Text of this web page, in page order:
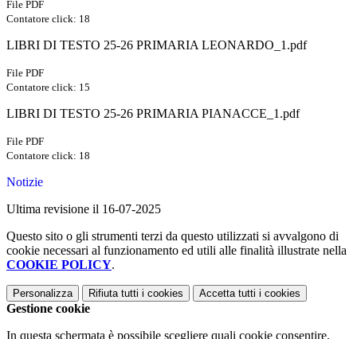
File PDF
Contatore click: 18
LIBRI DI TESTO 25-26 PRIMARIA LEONARDO_1.pdf
File PDF
Contatore click: 15
LIBRI DI TESTO 25-26 PRIMARIA PIANACCE_1.pdf
File PDF
Contatore click: 18
Notizie
Ultima revisione il 16-07-2025
Questo sito o gli strumenti terzi da questo utilizzati si avvalgono di
cookie necessari al funzionamento ed utili alle finalità illustrate nella
COOKIE POLICY.
Personalizza Rifiuta tutti i cookies Accetta tutti i cookies
Gestione cookie
In questa schermata è possibile scegliere quali cookie consentire.